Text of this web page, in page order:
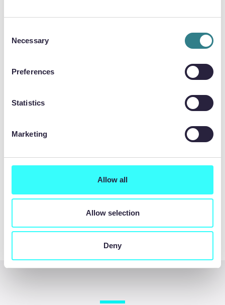
Selection
Necessary
Preferences
Statistics
Marketing
Allow all
Allow selection
Deny
WSZECHSTRONNOŚĆ MATERIAŁÓW
kompatybilność z różnorodnymi metalami, w
miedzią przewodzącą i różnymi stopami niklu.
W przeciwieństwie do konwencjonalnych
pokonuje ograniczenia napotykane podczas
kruchych właściwościach.